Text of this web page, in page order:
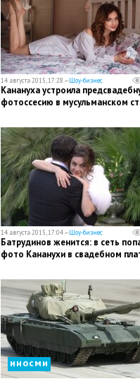
14 августа 2015, 17:28 —Шоу-бизнес
Канануха устроила
фотоссесию в мусульманском
14 августа 2015, 17:04 —Шоу-бизнес
Батрудинов женится: в сеть
фото Кананухи в свадебном
иносми